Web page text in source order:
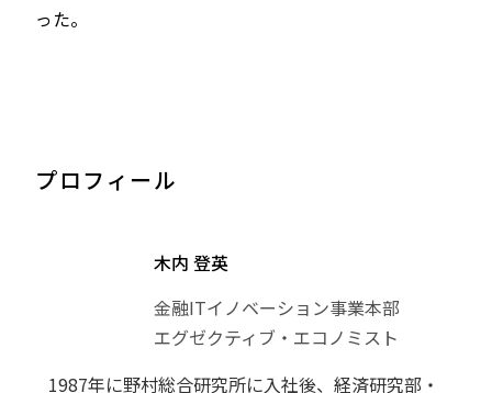
った。
プロフィール
木内 登英
金融ITイノベーション事業本部
エグゼクティブ・エコノミスト
1987年に野村総合研究所に入社後、経済研究部・